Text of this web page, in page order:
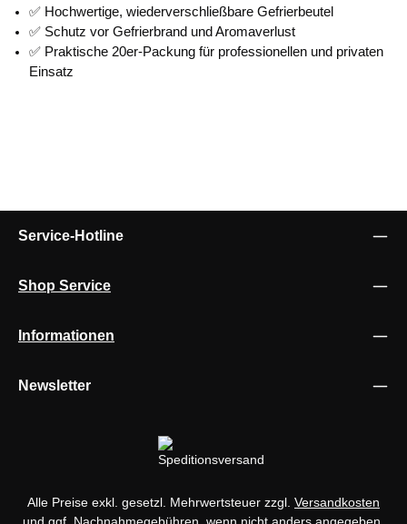
✅ Hochwertige, wiederverschließbare Gefrierbeutel
✅ Schutz vor Gefrierbrand und Aromaverlust
✅ Praktische 20er-Packung für professionellen und privaten
Einsatz
Service-Hotline
Shop Service
Informationen
Newsletter
Alle Preise exkl. gesetzl. Mehrwertsteuer zzgl. Versandkosten